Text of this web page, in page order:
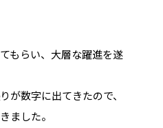
もらい、大層な躍進を遂
が数字に出てきたので、
ました。